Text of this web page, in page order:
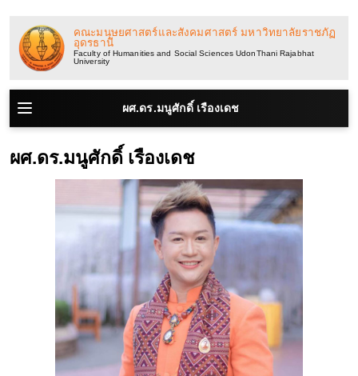
ไป
ยัง
เนื้อหา
คณะมนุษยศาสตร์และสังคมศาสตร์ มหาวิทยาลัยราชภัฏ
อุดรธานี
Faculty of Humanities and Social Sciences UdonThani Rajabhat
University
ผศ.ดร.มนูศักดิ์ เรืองเดช
ผศ.ดร.มนูศักดิ์ เรืองเดช